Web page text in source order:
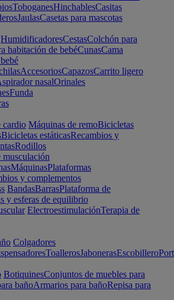
ToboganesHinchablesCasitas
JaulasCasetas para mascotas
HumidificadoresCestasColchón para
habitación de bebéCunasCama
AccesoriosCapazosCarrito ligero
nasalOrinales
Funda
cardio Máquinas de remoBicicletas
Bicicletas estáticasRecambios y
Rodillos
MáquinasPlataformas
y complementos
BandasBarrasPlataforma de
y esferas de equilibrio
ElectroestimulaciónTerapia de
Colgadores
ToallerosJabonerasEscobillero
BotiquinesConjuntos de muebles para
bañoArmarios para bañoRepisa para